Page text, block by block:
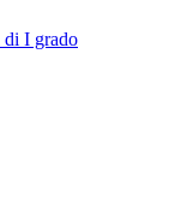
di I grado